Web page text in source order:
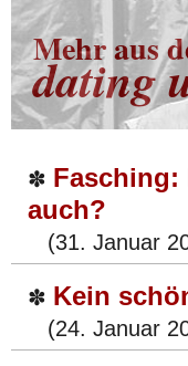
Mehr aus
dating
✽ Fasching:
auch?
(31. Januar
✽ Kein
(24. Januar